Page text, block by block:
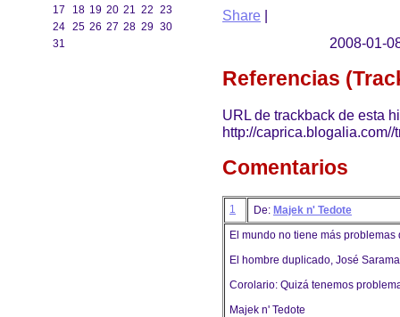
17
18 19 20 21 22 23
24 25 26 27 28 29 30
31
Share |
2008-01-
Referencias
URL de trackback de esta
http://
Comentarios
1 De: Majek n' Tedote
El mundo no tiene más
El hombre duplicado, José
Corolario: Quizá tenemos
Majek n' Tedote